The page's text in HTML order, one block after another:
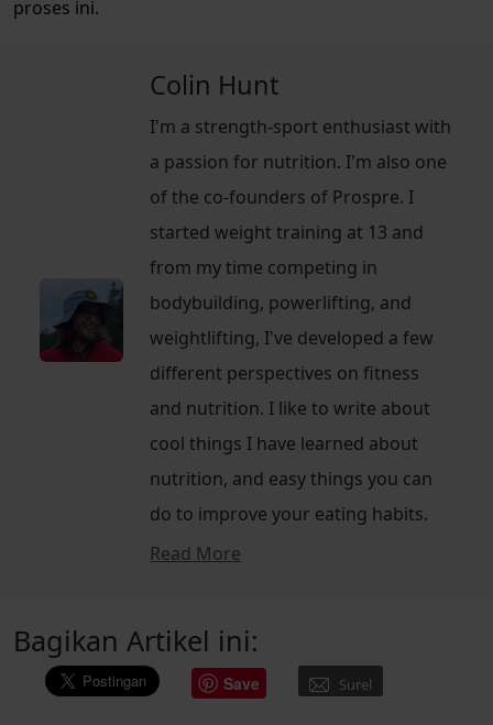
proses ini.
Colin Hunt
I'm a strength-sport enthusiast with
a passion for nutrition. I'm also one
of the co-founders of Prospre. I
started weight training at 13 and
from my time competing in
bodybuilding, powerlifting, and
weightlifting, I've developed a few
different perspectives on fitness
and nutrition. I like to write about
cool things I have learned about
nutrition, and easy things you can
do to improve your eating habits.
Read More
Bagikan Artikel ini:
Save Surel